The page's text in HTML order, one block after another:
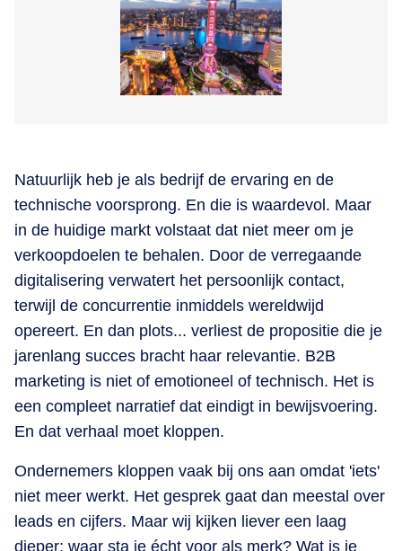
Natuurlijk heb je als bedrijf de ervaring en de
technische voorsprong. En die is waardevol. Maar
in de huidige markt volstaat dat niet meer om je
verkoopdoelen te behalen. Door de verregaande
digitalisering verwatert het persoonlijk contact,
terwijl de concurrentie inmiddels wereldwijd
opereert. En dan plots... verliest de propositie die je
jarenlang succes bracht haar relevantie. B2B
marketing is niet of emotioneel of technisch. Het is
een compleet narratief dat eindigt in bewijsvoering.
En dat verhaal moet kloppen.
Ondernemers kloppen vaak bij ons aan omdat 'iets'
niet meer werkt. Het gesprek gaat dan meestal over
leads en cijfers. Maar wij kijken liever een laag
dieper: waar sta je écht voor als merk? Wat is je